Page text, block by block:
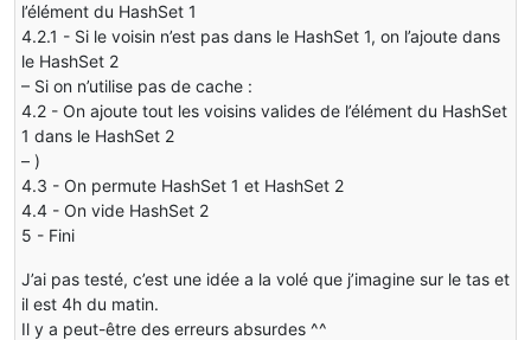
l’élément du HashSet 1
4.2.1 - Si le voisin n’est pas dans le HashSet 1, on l’ajoute dans
le HashSet 2
– Si on n’utilise pas de cache :
4.2 - On ajoute tout les voisins valides de l’élément du HashSet
1 dans le HashSet 2
– )
4.3 - On permute HashSet 1 et HashSet 2
4.4 - On vide HashSet 2
5 - Fini
J’ai pas testé, c’est une idée a la volé que j’imagine sur le tas et
il est 4h du matin.
Il y a peut-être des erreurs absurdes ^^